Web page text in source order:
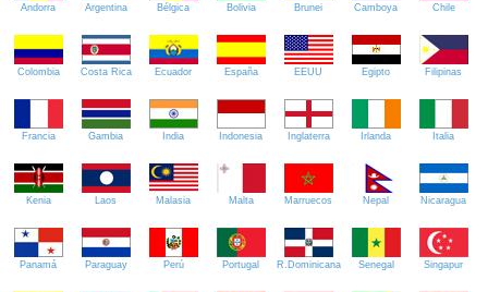
Andorra Argentina Bélgica Bolivia Brunei Camboya Chile
Colombia Costa Rica Ecuador España EEUU Egipto Filipinas
Francia Gambia India Indonesia Inglaterra Irlanda Italia
Kenia Laos Malasia Malta Marruecos Nepal Nicaragua
Panamá Paraguay Perú Portugal R.Dominicana Senegal Singapur